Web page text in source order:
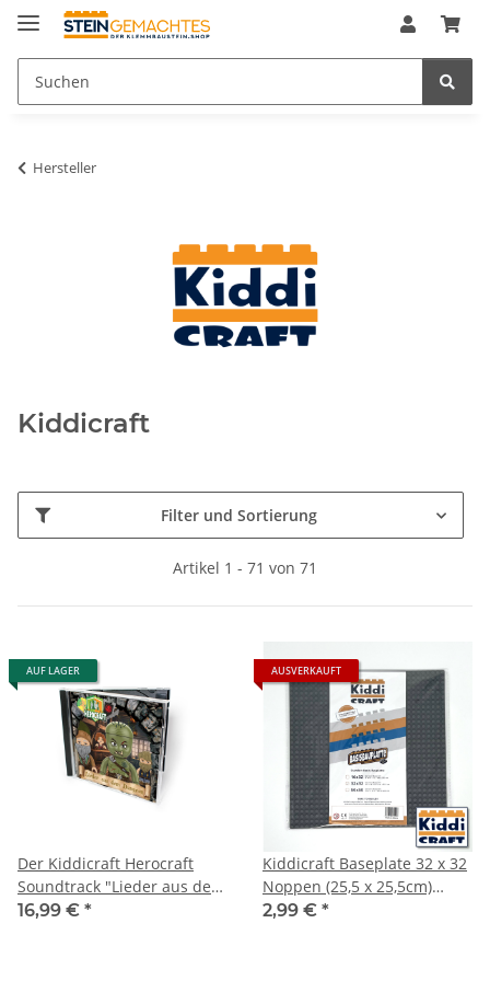
Hersteller
Kiddicraft
Filter und Sortierung
Artikel 1 - 71 von 71
AUF LAGER
Der Kiddicraft Herocraft
Soundtrack "Lieder aus dem
Dungeon" auf CD
16,99 € *
AUSVERKAUFT
Kiddicraft Baseplate 32 x 32
Noppen (25,5 x 25,5cm)
Dunkelgrau
2,99 € *